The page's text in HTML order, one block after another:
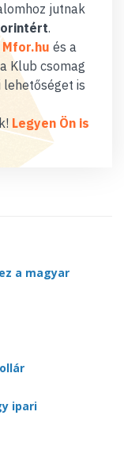
jutnak
.
Mfor.hu és a
Klub csomag
is
Legyen Ön is
a magyar
ipari